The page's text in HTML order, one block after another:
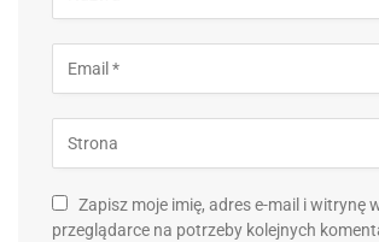
Zapisz moje imię, adres e-mail i witrynę
przeglądarce na potrzeby kolejnych